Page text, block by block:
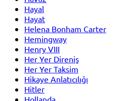
Hayal
Hayat
Helena Bonham Carter
Hemingway
Henry VIII
Her Yer Direniş
Her Yer Taksim
Hikaye Anlatıcılığı
Hitler
Hollanda